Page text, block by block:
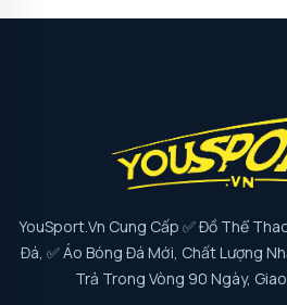
YouSport.vn Cung Cấp ✅ Đồ Thể
Đá, ✅ Áo Bóng Đá Mới, Chất Lượng
Trả Trong Vòng 90 Ngày,